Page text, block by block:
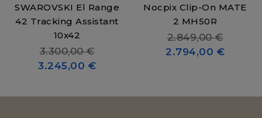
SWAROVSKI El Range
42 Tracking Assistant
10x42
3.300,00 €
3.245,00 €
Nocpix Clip-On MATE
2 MH50R
2.849,00 €
2.794,00 €